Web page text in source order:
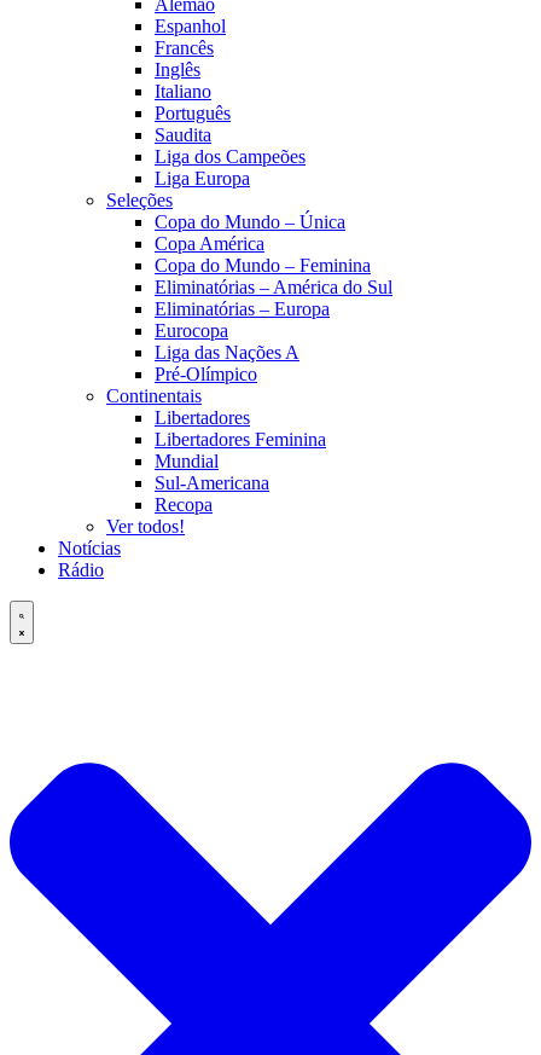
Espanhol
Francês
Inglês
Italiano
Português
Saudita
Liga dos Campeões
Liga Europa
Seleções
Copa do Mundo – Única
Copa América
Copa do Mundo – Feminina
Eliminatórias – América do Sul
Eliminatórias – Europa
Eurocopa
Liga das Nações A
Pré-Olímpico
Continentais
Libertadores
Libertadores Feminina
Mundial
Sul-Americana
Recopa
Ver todos!
Notícias
Rádio